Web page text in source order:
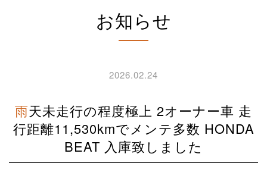
お知らせ
2026.02.24
雨天未走行の程度極上 2オーナー車 走
行距離11,530kmでメンテ多数 HONDA
BEAT 入庫致しました